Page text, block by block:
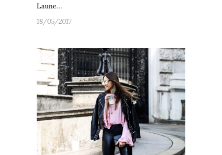
Laune…
18/05/2017